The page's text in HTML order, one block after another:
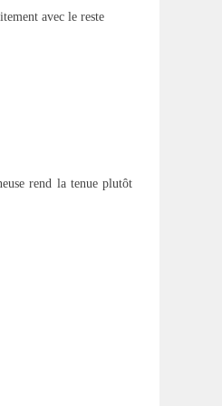
avec le reste
rend la tenue plutôt